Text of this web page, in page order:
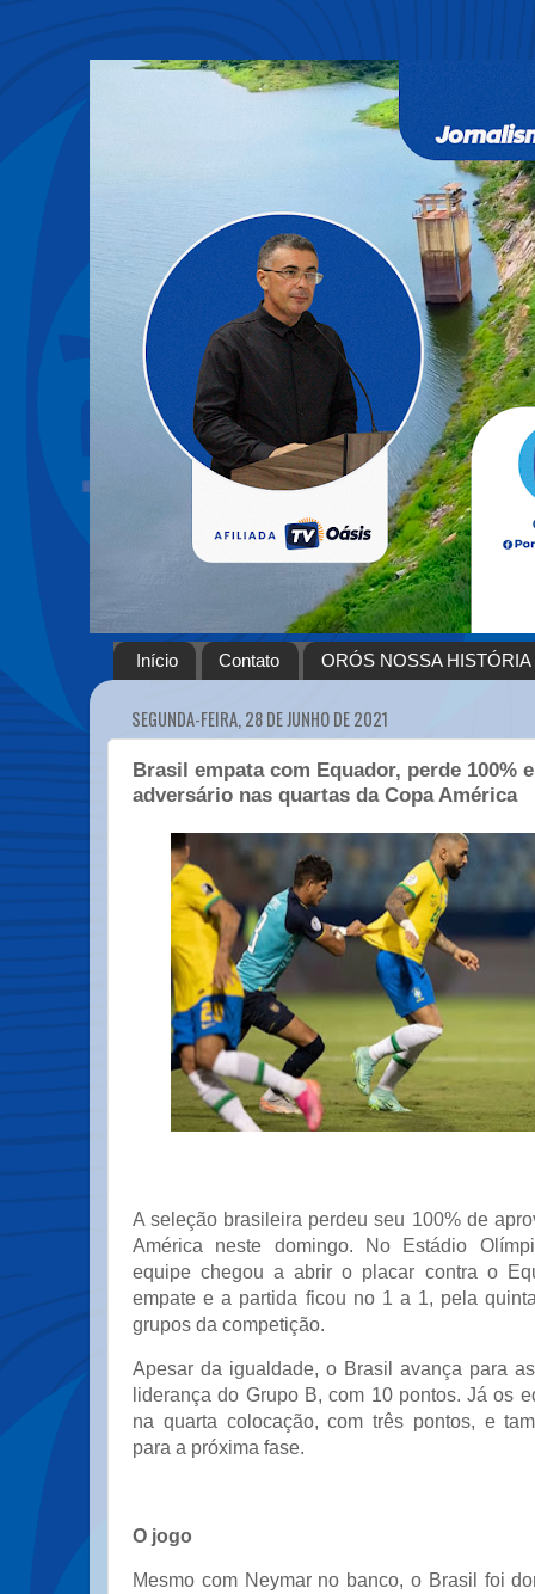
Início Contato ORÓS NOSSA HISTÓRIA
SEGUNDA-FEIRA, 28 DE JUNHO DE 2021
Brasil empata com Equador, perde 100%
adversário nas quartas da Copa América
A seleção brasileira perdeu seu 100% de
América neste domingo. No Estádio
equipe chegou a abrir o placar contra o
empate e a partida ficou no 1 a 1, pela
grupos da competição.
Apesar da igualdade, o Brasil avança para
liderança do Grupo B, com 10 pontos. Já os
na quarta colocação, com três pontos, e
para a próxima fase.
O jogo
Mesmo com Neymar no banco, o Brasil foi